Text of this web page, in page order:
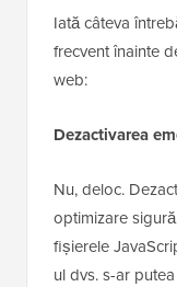
Iată câteva
frecvent înainte
web:
Dezactivarea
Nu, deloc.
optimizare
fișierele
ul dvs. s-ar